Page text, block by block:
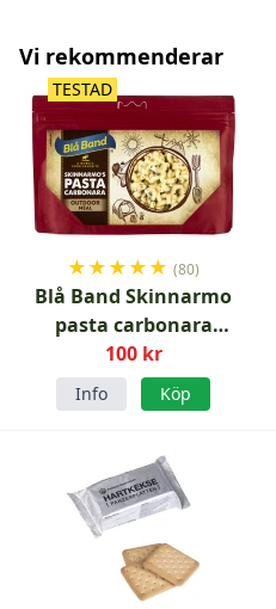
Vi rekommenderar
★★★★★ (80)
Blå Band Skinnarmo
pasta carbonara
frystorkad
100 kr
TESTAD
Info Köp